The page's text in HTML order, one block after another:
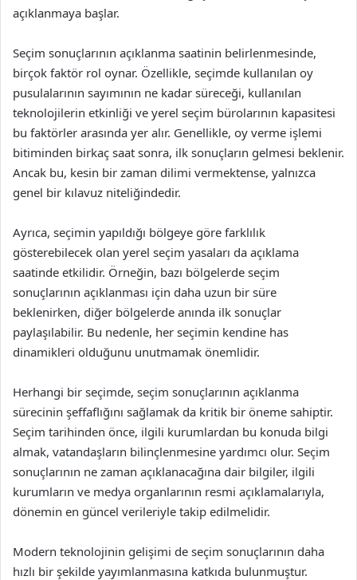
açıklanmaya başlar.
Seçim sonuçlarının açıklanma saatinin belirlenmesinde,
birçok faktör rol oynar. Özellikle, seçimde kullanılan oy
pusulalarının sayımının ne kadar süreceği, kullanılan
teknolojilerin etkinliği ve yerel seçim bürolarının kapasitesi
bu faktörler arasında yer alır. Genellikle, oy verme işlemi
bitiminden birkaç saat sonra, ilk sonuçların gelmesi beklenir.
Ancak bu, kesin bir zaman dilimi vermektense, yalnızca
genel bir kılavuz niteliğindedir.
Ayrıca, seçimin yapıldığı bölgeye göre farklılık
gösterebilecek olan yerel seçim yasaları da açıklama
saatinde etkilidir. Örneğin, bazı bölgelerde seçim
sonuçlarının açıklanması için daha uzun bir süre
beklenirken, diğer bölgelerde anında ilk sonuçlar
paylaşılabilir. Bu nedenle, her seçimin kendine has
dinamikleri olduğunu unutmamak önemlidir.
Herhangi bir seçimde, seçim sonuçlarının açıklanma
sürecinin şeffaflığını sağlamak da kritik bir öneme sahiptir.
Seçim tarihinden önce, ilgili kurumlardan bu konuda bilgi
almak, vatandaşların bilinçlenmesine yardımcı olur. Seçim
sonuçlarının ne zaman açıklanacağına dair bilgiler, ilgili
kurumların ve medya organlarının resmi açıklamalarıyla,
dönemin en güncel verileriyle takip edilmelidir.
Modern teknolojinin gelişimi de seçim sonuçlarının daha
hızlı bir şekilde yayımlanmasına katkıda bulunmuştur.